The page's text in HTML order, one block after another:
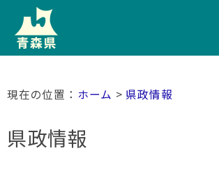
ホーム > 県政情報
県政情報